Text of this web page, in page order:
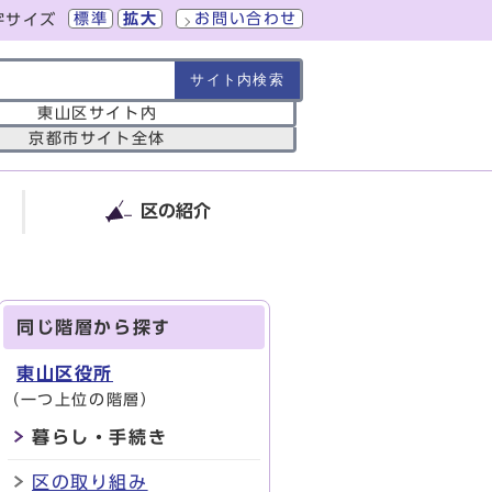
サイズ 標準 拡大 お問い合わせ
東山区サイト内
京都市サイト全体
区の紹介
同じ階層から探す
東山区役所
（一つ上位の階層）
暮らし・手続き
区の取り組み